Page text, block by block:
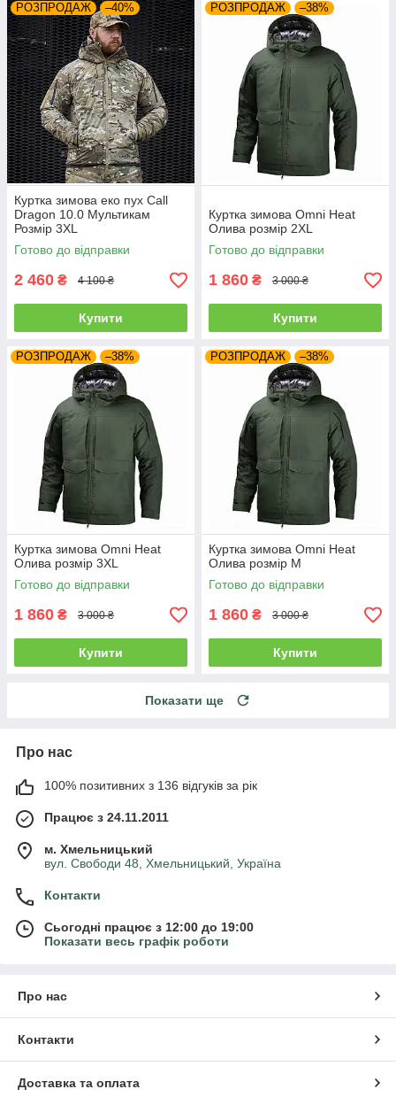
РОЗПРОДАЖ –40%
Куртка зимова еко пух Call
Dragon 10.0 Мультикам
Розмір 3XL
Готово до відправки
2 460 ₴ 4 100 ₴
Купити
РОЗПРОДАЖ –38%
Куртка зимова Omni Heat
Олива розмір 2XL
Готово до відправки
1 860 ₴ 3 000 ₴
Купити
РОЗПРОДАЖ –38%
Куртка зимова Omni Heat
Олива розмір 3XL
Готово до відправки
1 860 ₴ 3 000 ₴
Купити
РОЗПРОДАЖ –38%
Куртка зимова Omni Heat
Олива розмір M
Готово до відправки
1 860 ₴ 3 000 ₴
Купити
Показати ще
Про нас
100% позитивних з 136 відгуків за рік
Працює з 24.11.2011
м. Хмельницький
вул. Свободи 48, Хмельницький, Україна
Контакти
Сьогодні працює з 12:00 до 19:00
Показати весь графік роботи
Про нас
Контакти
Доставка та оплата